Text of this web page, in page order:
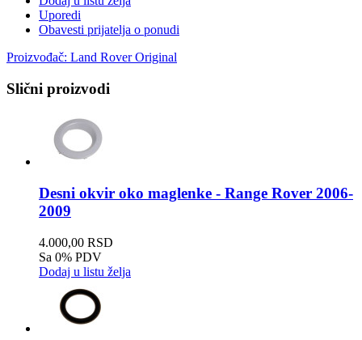
Uporedi
Obavesti prijatelja o ponudi
Proizvođač: Land Rover Original
Slični proizvodi
Desni okvir oko maglenke - Range Rover 2006-
2009
4.000,00 RSD
Sa 0% PDV
Dodaj u listu želja